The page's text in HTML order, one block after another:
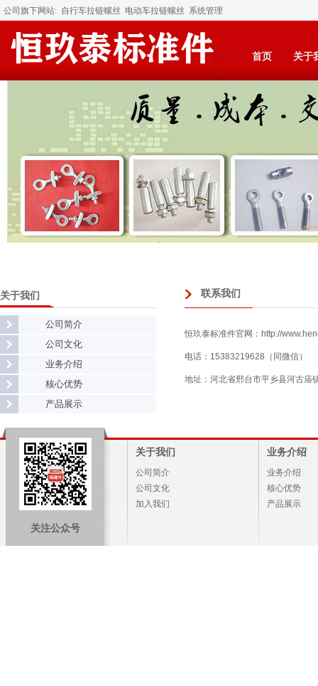
公司旗下网站: 自行车拉链螺丝 电动车拉链螺丝 系统管理
首页 关于
关于我们
公司简介
公司文化
业务介绍
核心优势
产品展示
联系我们
恒玖泰标准件官网：http://
电话： 15383219628 （同微信）
地址：河北省邢台市平乡县河古庙
关注公众号
关于我们
公司简介
公司文化
加入我们
业务介绍
业务介绍
核心优势
产品展示